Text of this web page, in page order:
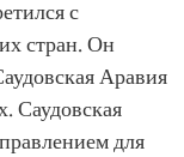
с
стран. Он
Аравия
Саудовская
для